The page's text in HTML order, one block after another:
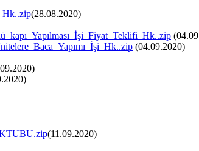
(28.08.2020)
(04.09.2020)
(11.09.2020)